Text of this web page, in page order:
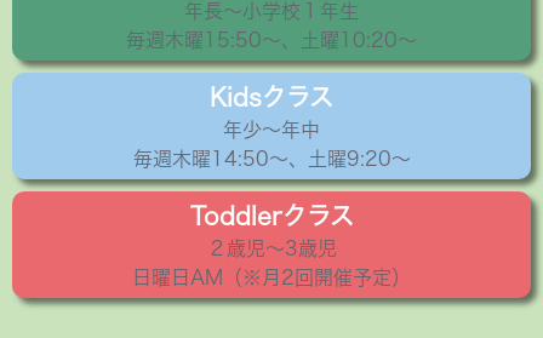
年長〜小学校１年生
毎週木曜15:50〜、土曜10:20～
Kidsクラス
年少〜年中
毎週木曜14:50〜、土曜9:20～
Toddlerクラス
２歳児〜3歳児
日曜日AM（※月2回開催予定）